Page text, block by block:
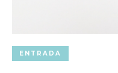
ENTRADA